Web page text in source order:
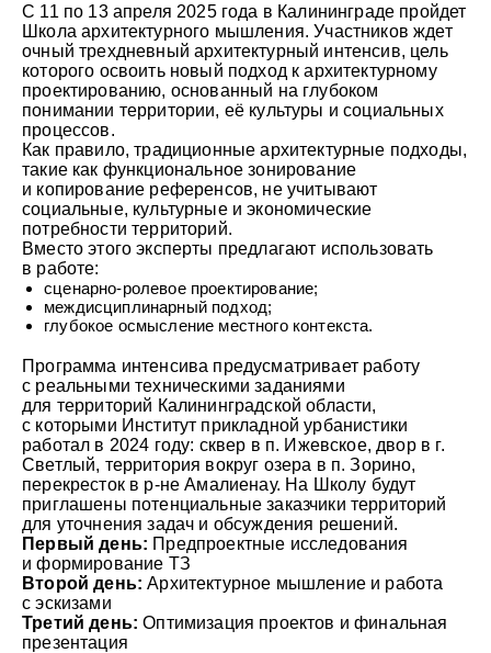
С 11 по 13 апреля 2025 года в Калининграде пройдет
Школа архитектурного мышления. Участников ждет
очный трехдневный архитектурный интенсив, цель
которого освоить новый подход к архитектурному
проектированию, основанный на глубоком
понимании территории, её культуры и социальных
процессов.
Как правило, традиционные архитектурные подходы,
такие как функциональное зонирование
и копирование референсов, не учитывают
социальные, культурные и экономические
потребности территорий.
Вместо этого эксперты предлагают использовать
в работе:
сценарно-ролевое проектирование;
междисциплинарный подход;
глубокое осмысление местного контекста.
Программа интенсива предусматривает работу
с реальными техническими заданиями
для территорий Калининградской области,
с которыми Институт прикладной урбанистики
работал в 2024 году: сквер в п. Ижевское, двор в г.
Светлый, территория вокруг озера в п. Зорино,
перекресток в р-не Амалиенау. На Школу будут
приглашены потенциальные заказчики территорий
для уточнения задач и обсуждения решений.
Первый день: Предпроектные исследования
и формирование ТЗ
Второй день:Архитектурное мышление и работа
с эскизами
Третий день: Оптимизация проектов и финальная
презентация